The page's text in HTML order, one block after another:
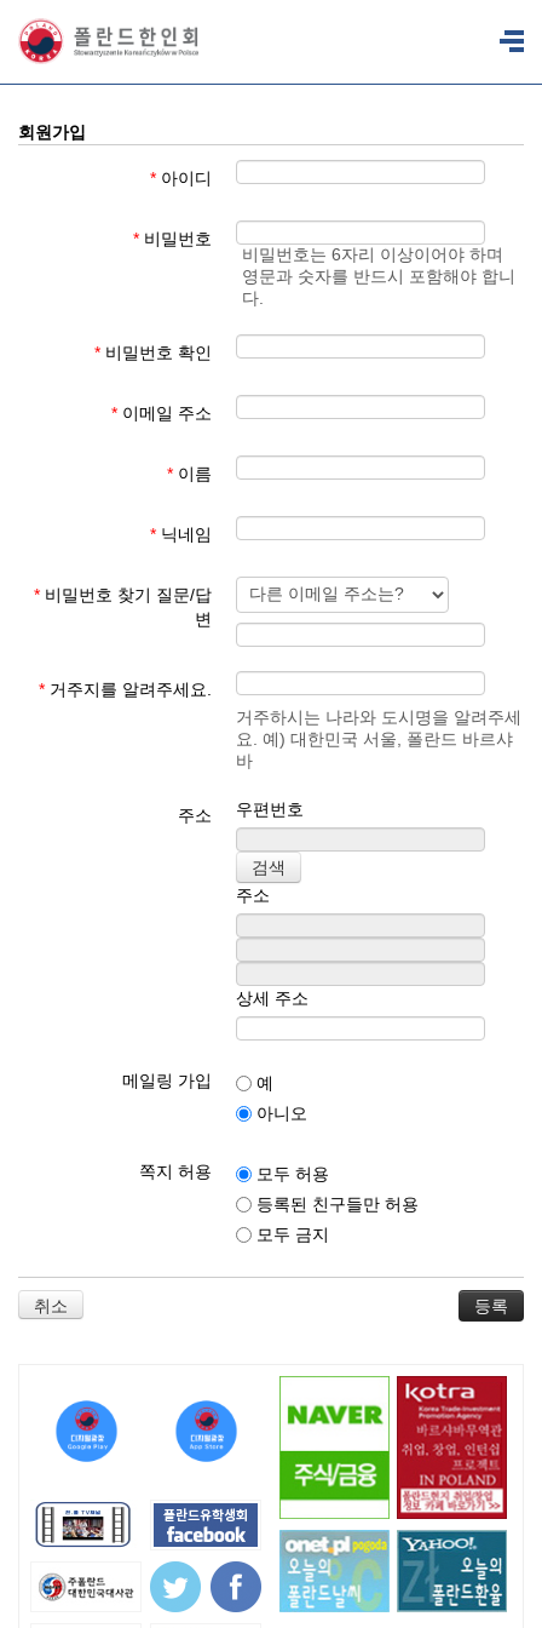
회원가입
* 아이디
* 비밀번호
비밀번호는 6자리 이상이어야 하며
영문과 숫자를 반드시 포함해야 합니
다.
* 비밀번호 확인
* 이메일 주소
* 이름
* 닉네임
* 비밀번호 찾기 질문/답
변
* 거주지를 알려주세요.
거주하시는 나라와 도시명을 알려주세
요. 예) 대한민국 서울, 폴란드 바르샤
바
주소 우편번호
주소
상세 주소
메일링 가입
예
아니오
쪽지 허용
모두 허용
등록된 친구들만 허용
모두 금지
취소